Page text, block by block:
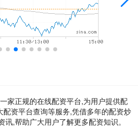
家正规的在线配资平台,为用户提供配
配资平台查询等服务,凭借多年的配资炒
讯,帮助广大用户了解更多配资知识。